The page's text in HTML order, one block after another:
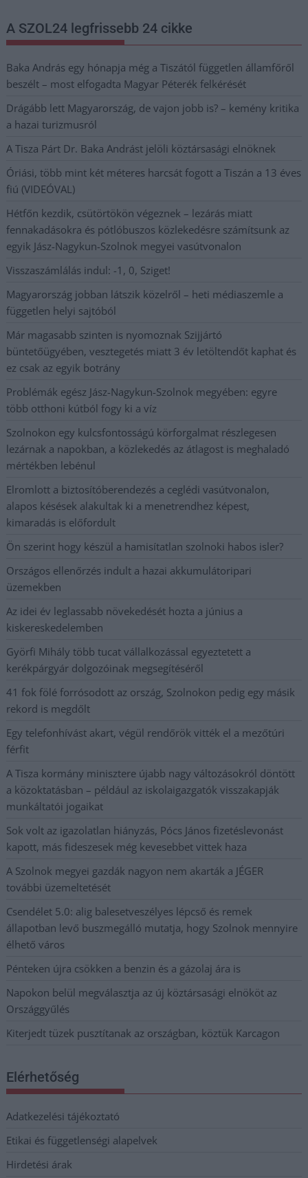
A SZOL24 legfrissebb 24 cikke
Baka András egy hónapja még a Tiszától független államfőről
beszélt – most elfogadta Magyar Péterék felkérését
Drágább lett Magyarország, de vajon jobb is? – kemény kritika
a hazai turizmusról
A Tisza Párt Dr. Baka Andrást jelöli köztársasági elnöknek
Óriási, több mint két méteres harcsát fogott a Tiszán a 13 éves
fiú (VIDEÓVAL)
Hétfőn kezdik, csütörtökön végeznek – lezárás miatt
fennakadásokra és pótlóbuszos közlekedésre számítsunk az
egyik Jász-Nagykun-Szolnok megyei vasútvonalon
Visszaszámlálás indul: -1, 0, Sziget!
Magyarország jobban látszik közelről – heti médiaszemle a
független helyi sajtóból
Már magasabb szinten is nyomoznak Szijjártó
büntetőügyében, vesztegetés miatt 3 év letöltendőt kaphat és
ez csak az egyik botrány
Problémák egész Jász-Nagykun-Szolnok megyében: egyre
több otthoni kútból fogy ki a víz
Szolnokon egy kulcsfontosságú körforgalmat részlegesen
lezárnak a napokban, a közlekedés az átlagost is meghaladó
mértékben lebénul
Elromlott a biztosítóberendezés a ceglédi vasútvonalon,
alapos késések alakultak ki a menetrendhez képest,
kimaradás is előfordult
Ön szerint hogy készül a hamisítatlan szolnoki habos isler?
Országos ellenőrzés indult a hazai akkumulátoripari
üzemekben
Az idei év leglassabb növekedését hozta a június a
kiskereskedelemben
Györfi Mihály több tucat vállalkozással egyeztetett a
kerékpárgyár dolgozóinak megsegítéséről
41 fok fölé forrósodott az ország, Szolnokon pedig egy másik
rekord is megdőlt
Egy telefonhívást akart, végül rendőrök vitték el a mezőtúri
férfit
A Tisza kormány minisztere újabb nagy változásokról döntött
a közoktatásban – például az iskolaigazgatók visszakapják
munkáltatói jogaikat
Sok volt az igazolatlan hiányzás, Pócs János fizetéslevonást
kapott, más fideszesek még kevesebbet vittek haza
A Szolnok megyei gazdák nagyon nem akarták a JÉGER
további üzemeltetését
Csendélet 5.0: alig balesetveszélyes lépcső és remek
állapotban levő buszmegálló mutatja, hogy Szolnok mennyire
élhető város
Pénteken újra csökken a benzin és a gázolaj ára is
Napokon belül megválasztja az új köztársasági elnököt az
Országgyűlés
Kiterjedt tüzek pusztítanak az országban, köztük Karcagon
Elérhetőség
Adatkezelési tájékoztató
Etikai és függetlenségi alapelvek
Hirdetési árak